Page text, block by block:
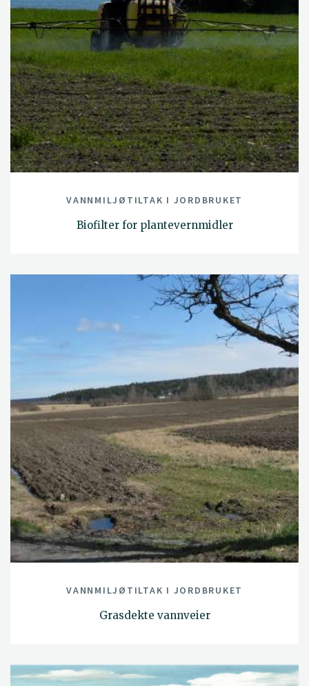
VANNMILJØTILTAK I JORDBRUKET
Biofilter for plantevernmidler
VANNMILJØTILTAK I JORDBRUKET
Grasdekte vannveier